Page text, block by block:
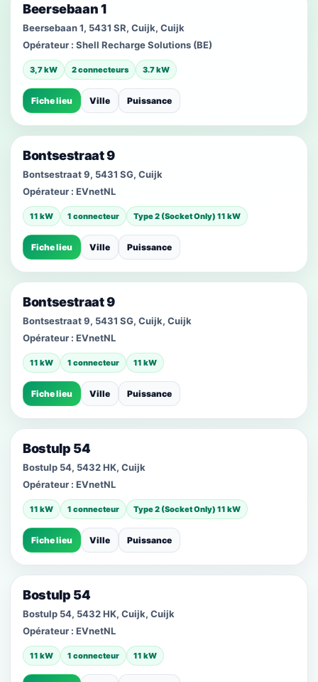
Beersebaan 1
Beersebaan 1, 5431 SR, Cuijk, Cuijk
Opérateur : Shell Recharge Solutions (BE)
3,7 kW 2 connecteurs 3.7 kW
Fiche lieu Ville Puissance
Bontsestraat 9
Bontsestraat 9, 5431 SG, Cuijk
Opérateur : EVnetNL
11 kW 1 connecteur Type 2 (Socket Only) 11 kW
Fiche lieu Ville Puissance
Bontsestraat 9
Bontsestraat 9, 5431 SG, Cuijk, Cuijk
Opérateur : EVnetNL
11 kW 1 connecteur 11 kW
Fiche lieu Ville Puissance
Bostulp 54
Bostulp 54, 5432 HK, Cuijk
Opérateur : EVnetNL
11 kW 1 connecteur Type 2 (Socket Only) 11 kW
Fiche lieu Ville Puissance
Bostulp 54
Bostulp 54, 5432 HK, Cuijk, Cuijk
Opérateur : EVnetNL
11 kW 1 connecteur 11 kW